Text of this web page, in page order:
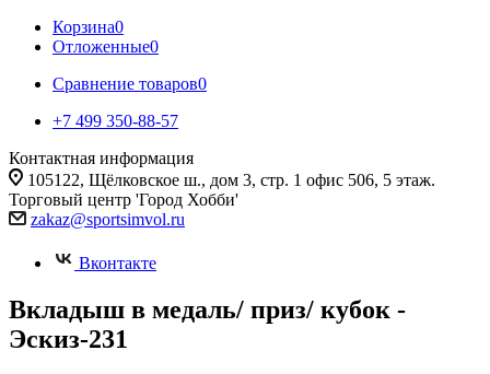
Корзина0
Отложенные0
Сравнение товаров0
+7 499 350-88-57
Контактная информация
105122, Щёлковское ш., дом 3, стр. 1 офис 506, 5 этаж.
Торговый центр 'Город Хобби'
zakaz@sportsimvol.ru
Вконтакте
Вкладыш в медаль/ приз/ кубок -
Эскиз-231